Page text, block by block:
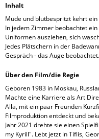
Inhalt
Müde und blutbespritzt kehrt
In jedem Zimmer beobachtet
Uniformen ausziehen, sich
Jedes Plätschern in der
Gespräch - das Auge
Über den Film/die Regie
Geboren 1983 in Moskau,
Machte eine Karriere als Art
Alla, mit ein paar Freunden
Filmproduktion entdeckt und
Jahr 2021 drehte sie einen
my Kyrill". Lebt jetzt in Tiflis,